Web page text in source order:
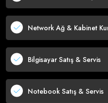
Network Ağ & Kabinet
Bilgisayar Satış & Servis
Notebook Satış & Servis